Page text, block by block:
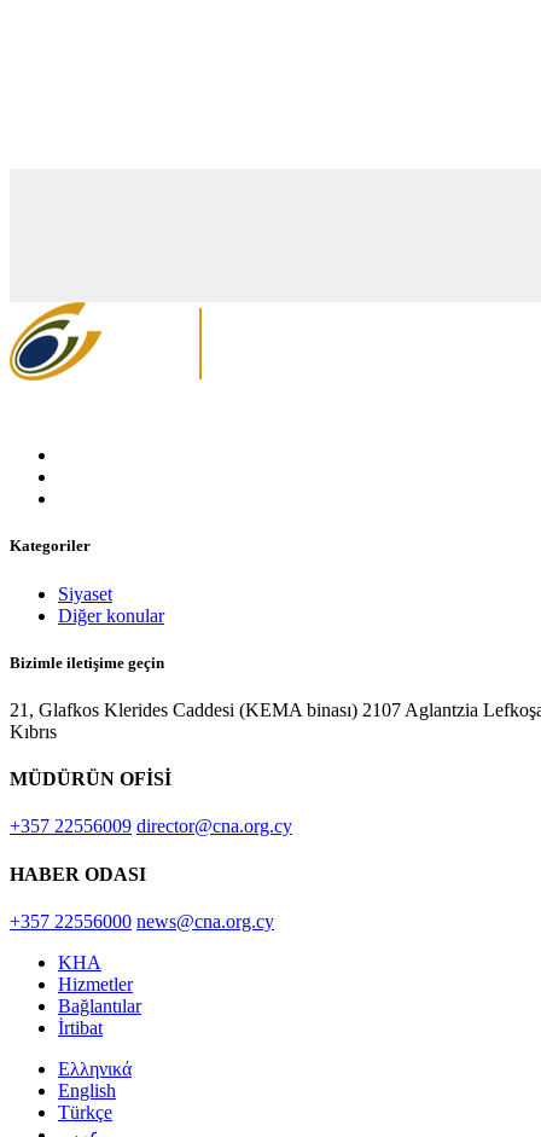
Kategoriler
Siyaset
Diğer konular
Bizimle iletişime geçin
21, Glafkos Klerides Caddesi (KEMA binası) 2107 Aglantzia
Kıbrıs
MÜDÜRÜN OFİSİ
+357 22556009 director@cna.org.cy
HABER ODASI
+357 22556000 news@cna.org.cy
KHA
Hizmetler
Bağlantılar
İrtibat
Ελληνικά
English
Türkçe